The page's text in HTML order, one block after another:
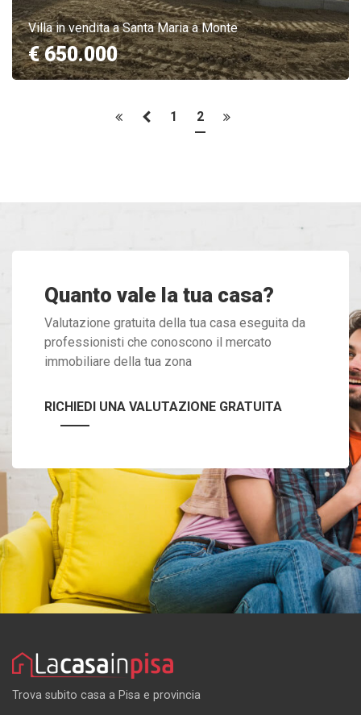
Villa in vendita a Santa Maria a Monte
€ 650.000
1 2
Quanto vale la tua casa?
Valutazione gratuita della tua casa eseguita da
professionisti che conoscono il mercato
immobiliare della tua zona
RICHIEDI UNA VALUTAZIONE GRATUITA
Trova subito casa a Pisa e provincia